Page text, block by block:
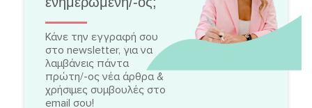
Κάνε την εγγραφή σου
στο newsletter, για να
λαμβάνεις πάντα
πρώτη/-ος νέα άρθρα &
χρήσιμες συμβουλές στο
email σου!